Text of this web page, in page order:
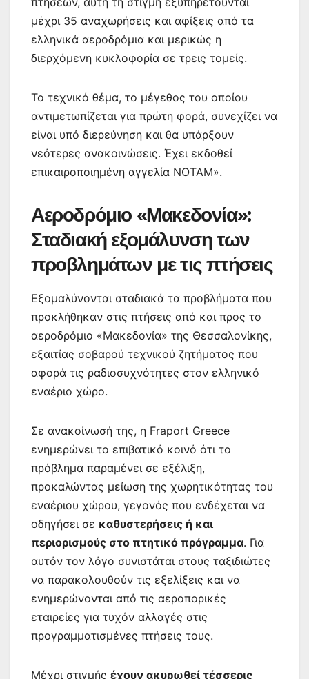
μέχρι 35 αναχωρήσεις και αφίξεις από τα
ελληνικά αεροδρόμια και μερικώς η
διερχόμενη κυκλοφορία σε τρεις τομείς.
Το τεχνικό θέμα, το μέγεθος του οποίου
αντιμετωπίζεται για πρώτη φορά, συνεχίζει να
είναι υπό διερεύνηση και θα υπάρξουν
νεότερες ανακοινώσεις. Έχει εκδοθεί
επικαιροποιημένη αγγελία ΝΟΤΑΜ».
Αεροδρόμιο «Μακεδονία»:
Σταδιακή εξομάλυνση των
προβλημάτων με τις πτήσεις
Εξομαλύνονται σταδιακά τα προβλήματα που
προκλήθηκαν στις πτήσεις από και προς το
αεροδρόμιο «Μακεδονία» της Θεσσαλονίκης,
εξαιτίας σοβαρού τεχνικού ζητήματος που
αφορά τις ραδιοσυχνότητες στον ελληνικό
εναέριο χώρο.
Σε ανακοίνωσή της, η Fraport Greece
ενημερώνει το επιβατικό κοινό ότι το
πρόβλημα παραμένει σε εξέλιξη,
προκαλώντας μείωση της χωρητικότητας του
εναέριου χώρου, γεγονός που ενδέχεται να
οδηγήσει σε καθυστερήσεις ή και
περιορισμούς στο πτητικό πρόγραμμα. Για
αυτόν τον λόγο συνιστάται στους ταξιδιώτες
να παρακολουθούν τις εξελίξεις και να
ενημερώνονται από τις αεροπορικές
εταιρείες για τυχόν αλλαγές στις
προγραμματισμένες πτήσεις τους.
Μέχρι στιγμής έχουν ακυρωθεί τέσσερις